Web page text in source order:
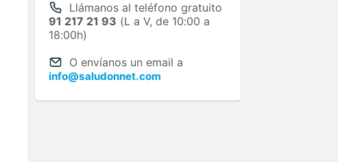
Llámanos al teléfono gratuito
91 217 21 93 (L a V, de 10:00 a
18:00h)
O envíanos un email a
info@saludonnet.com